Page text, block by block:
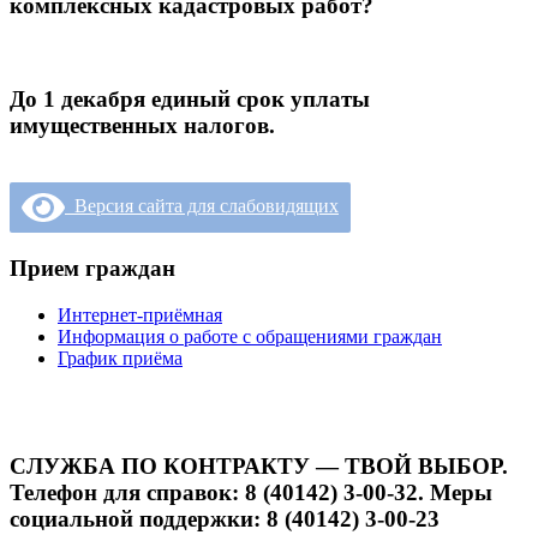
комплексных кадастровых работ?
До 1 декабря единый срок уплаты
имущественных налогов.
Версия сайта для слабовидящих
Прием граждан
Интернет-приёмная
Информация о работе с обращениями граждан
График приёма
СЛУЖБА ПО КОНТРАКТУ — ТВОЙ ВЫБОР.
Телефон для справок: 8 (40142) 3-00-32. Меры
социальной поддержки: 8 (40142) 3-00-23